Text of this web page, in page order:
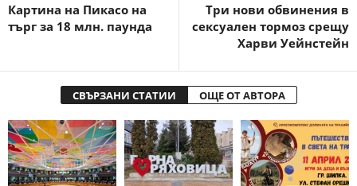
Картина на Пикасо на
търг за 18 млн. паунда
Три нови обвинения в
сексуален тормоз срещу
Харви Уейнстейн
СВЪРЗАНИ СТАТИИ ОЩЕ ОТ АВТОРА